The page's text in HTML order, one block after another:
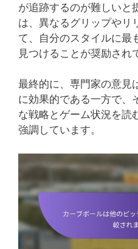
が追跡するのが難しいと
は、異なるグリップやリ
て、自分のスタイルに最
見つけることが奨励され
最終的に、専門家の意見
に効果的である一方で、
な戦略とゲーム状況を読
強調しています。